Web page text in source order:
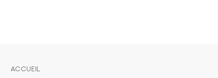
ACCUEIL